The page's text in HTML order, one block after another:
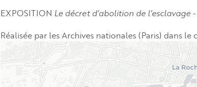
EXPOSITION Le décret d’abolition de l’esclavage -
Réalisée par les Archives nationales (Paris) dans le